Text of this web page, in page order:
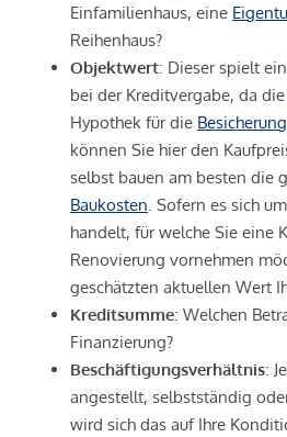
Einfamilienhaus, eine
Reihenhaus?
Objektwert: Dieser spielt
bei der Kreditvergabe, da
Hypothek für die Besicherung
können Sie hier den
selbst bauen am besten die
Baukosten . Sofern es sich
handelt, für welche Sie eine
Renovierung vornehmen
geschätzten aktuellen Wert
Kreditsumme: Welchen
Finanzierung?
Beschäftigungsverhältnis:
angestellt, selbstständig
wird sich das auf Ihre